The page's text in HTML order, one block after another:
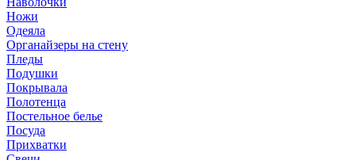
Ножи
Одеяла
Органайзеры на стену
Пледы
Подушки
Покрывала
Полотенца
Постельное белье
Посуда
Прихватки